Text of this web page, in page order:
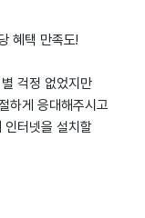
혜택 만족도!
걱정 없었지만
하게 응대해주시고
인터넷을 설치할